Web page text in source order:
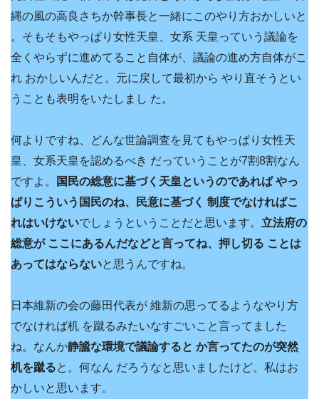
縄の風の高良さちか幹事長と一緒にこのやり方おかしいと
。そもそもやっぱり女性天皇、女系 天皇っていう議論を
全くやらずに進めてること自体が、議論の進め方自体がこ
れ おかしいんだと。元に戻して最初から やり直そうとい
うことも表明をいたしまし た。
何よりですね、どんな世論調査を見てもやっぱり女性天
皇、女系天皇を認めるべき だっていうことが7割8割なん
ですよ。
国民の総意に基づく天皇というのであれば やっ
ぱりこういう国民のね、民意に基づく 制度でなければこ
れはいけないでしょうということだと思います。 立法府の
総意が ここにあるんだなどと言ってね、押し切る ことは
あってはならないと思うんですね。
日本維新の会の藤田代表が 維新の思ってるようなやり方
でなければ机 を蹴るみたいなすごいこと言ってました
ね。なんか静謐な環境で議論すると か言ってたのが突然
机を蹴ると。何なん だろうなと思いましたけど。私はお
かしいと思います。